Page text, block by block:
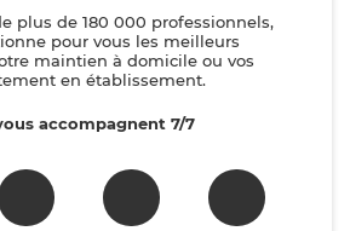
plus de 180 000 professionnels,
pour vous les meilleurs
maintien à domicile ou vos
en établissement.
accompagnent 7/7